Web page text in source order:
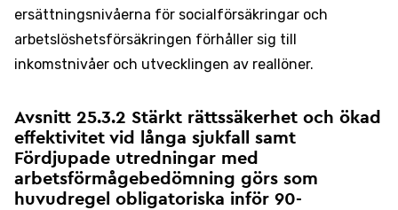
ersättningsnivåerna för socialförsäkringar och
arbetslöshetsförsäkringen förhåller sig till
inkomstnivåer och utvecklingen av reallöner.
Avsnitt 25.3.2 Stärkt rättssäkerhet och ökad
effektivitet vid långa sjukfall samt
Fördjupade utredningar med
arbetsförmågebedömning görs som
huvudregel obligatoriska inför 90-